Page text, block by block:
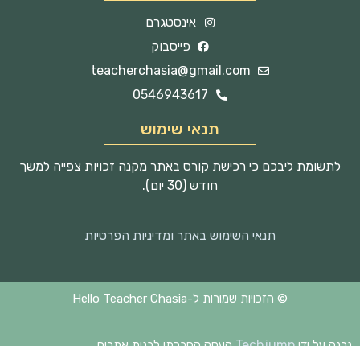
אינסטגרם
פייסבוק
teacherchasia@gmail.com
0546943617
תנאי שימוש
לתשומת ליבכם כי רכישת קורס באתר מקנה זכויות צפייה למשך
חודש (30 יום).
תנאי השימוש באתר ומדיניות הפרטיות
© הזכויות שמורות ל-Hello Teacher Chasia